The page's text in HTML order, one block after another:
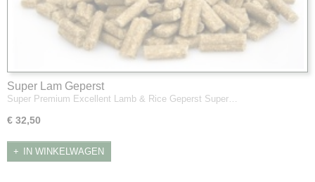
Super Lam Geperst
Super Premium Excellent Lamb & Rice Geperst Super…
€ 32,50
IN WINKELWAGEN